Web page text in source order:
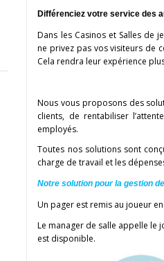
Différenciez votre service des
Dans les Casinos et Salles de
ne privez pas vos visiteurs de
Cela rendra leur expérience
Nous vous proposons des
clients, de rentabiliser
employés.
Toutes nos solutions sont
charge de travail et les
Notre solution pour la gestion
Un pager est remis au joueur
Le manager de salle appelle le
est disponible.